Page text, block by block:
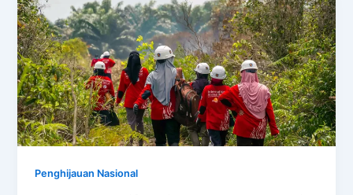
Penghijauan Nasional